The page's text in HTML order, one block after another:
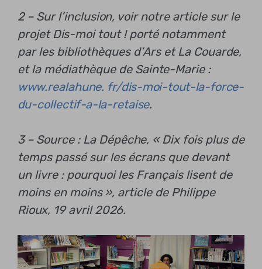
2 – Sur l’inclusion, voir notre article sur le
projet Dis-moi tout ! porté notamment
par les bibliothèques d’Ars et La Couarde,
et la médiathèque de Sainte-Marie :
www.realahune. fr/dis-moi-tout-la-force-
du-collectif-a-la-retaise.
3 – Source : La Dépêche, « Dix fois plus de
temps passé sur les écrans que devant
un livre : pourquoi les Français lisent de
moins en moins », article de Philippe
Rioux, 19 avril 2026.